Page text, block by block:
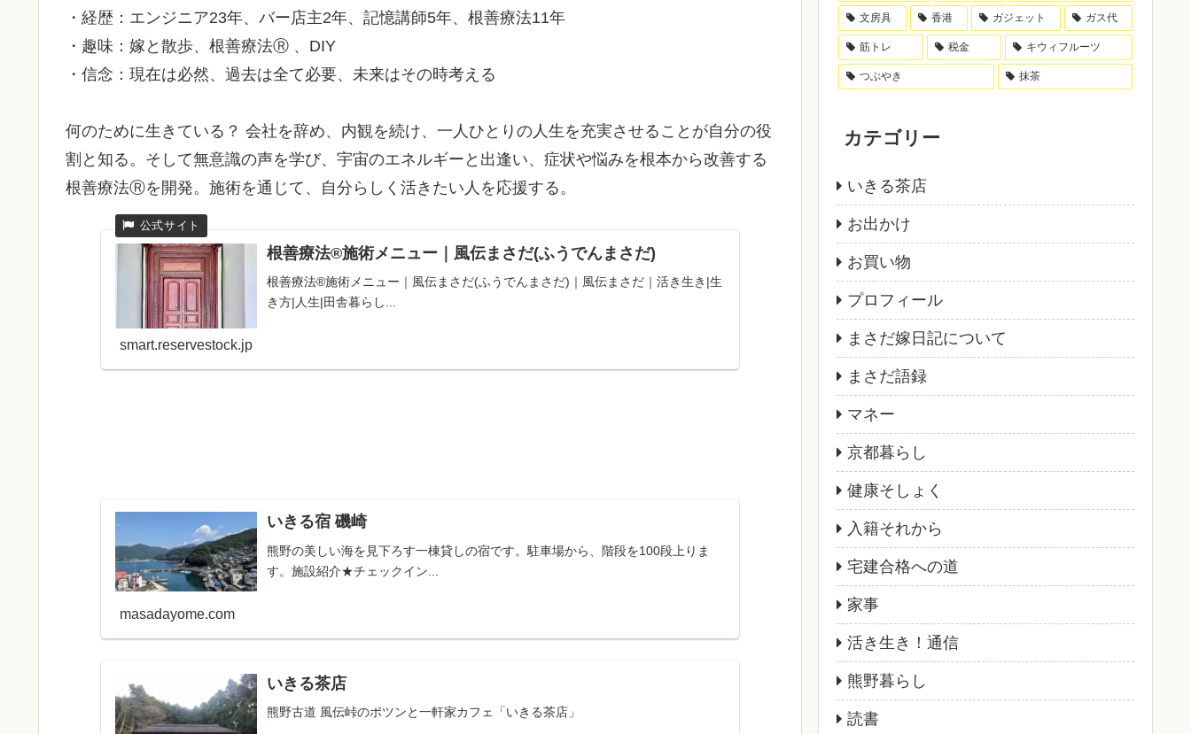
・経歴：エンジニア23年、バー店主2年、記憶講師5年、根善療法11年
・趣味：嫁と散歩、根善療法Ⓡ 、DIY
・信念：現在は必然、過去は全て必要、未来はその時考える
何のために生きている？ 会社を辞め、内観を続け、一人ひとりの人生を充実させることが自分の役
割と知る。そして無意識の声を学び、宇宙のエネルギーと出逢い、症状や悩みを根本から改善する
根善療法Ⓡを開発。施術を通じて、自分らしく活きたい人を応援する。
根善療法®施術メニュー｜風伝まさだ(ふうでんまさだ)
根善療法®施術メニュー｜風伝まさだ(ふうでんまさだ)｜風伝まさだ｜活き生き|生
き方|人生|田舎暮らし...
smart.reservestock.jp
いきる宿 磯崎
熊野の美しい海を見下ろす一棟貸しの宿です。駐車場から、階段を100段上りま
す。施設紹介★チェックイン...
masadayome.com
いきる茶店
熊野古道 風伝峠のポツンと一軒家カフェ「いきる茶店」
文房具 香港 ガジェット ガス代
筋トレ 税金 キウィフルーツ
つぶやき 抹茶
カテゴリー
いきる茶店
お出かけ
お買い物
プロフィール
まさだ嫁日記について
まさだ語録
マネー
京都暮らし
健康そしょく
入籍それから
宅建合格への道
家事
活き生き！通信
熊野暮らし
読書